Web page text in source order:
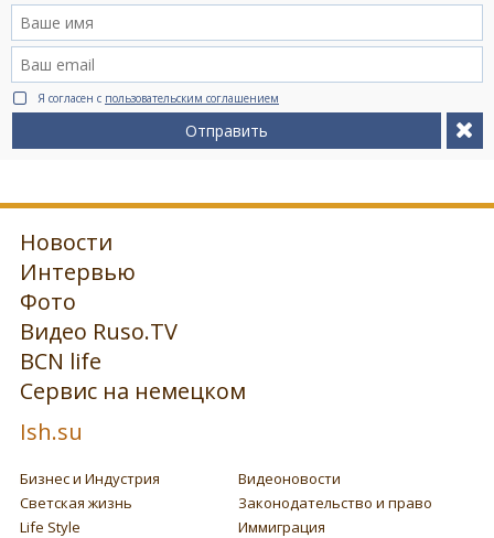
Я согласен с пользовательским соглашением
Отправить
Новости
Интервью
Фото
Видео Ruso.TV
BCN life
Сервис на немецком
Ish.su
Бизнес и Индустрия
Видеоновости
Светская жизнь
Законодательство и право
Life Style
Иммиграция